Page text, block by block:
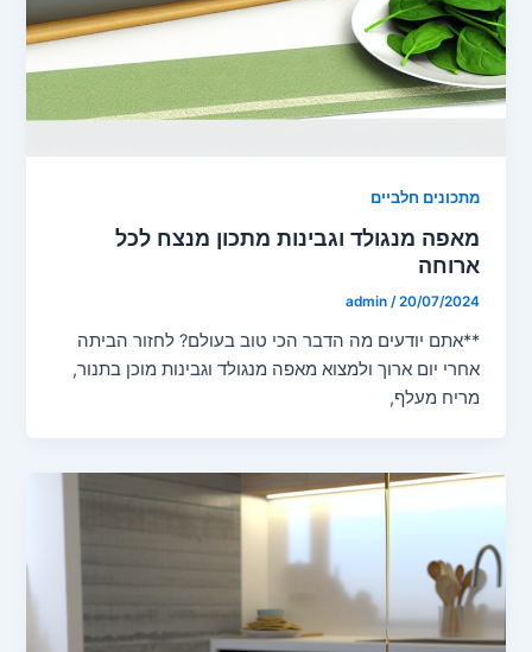
מתכונים חלביים
מאפה מנגולד וגבינות מתכון מנצח לכל
ארוחה
admin /20/07/2024
**אתם יודעים מה הדבר הכי טוב בעולם? לחזור הביתה
אחרי יום ארוך ולמצוא מאפה מנגולד וגבינות מוכן בתנור,
מריח מעלף,